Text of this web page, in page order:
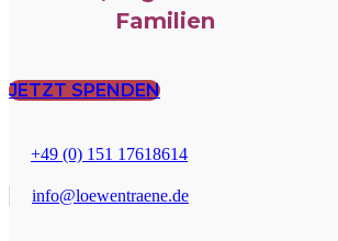
Familien
JETZT SPENDEN
+49 (0) 151 17618614
info@loewentraene.de